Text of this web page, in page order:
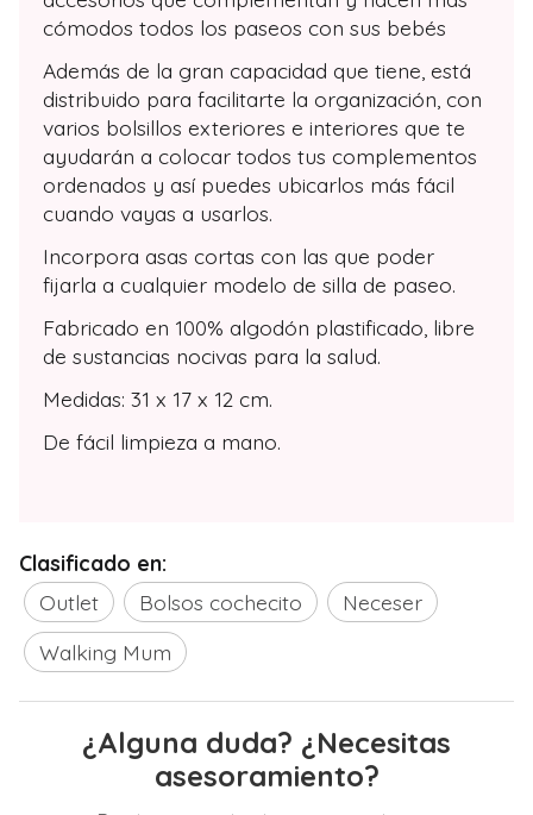
cómodos todos los paseos con sus bebés
Además de la gran capacidad que tiene, está
distribuido para facilitarte la organización, con
varios bolsillos exteriores e interiores que te
ayudarán a colocar todos tus complementos
ordenados y así puedes ubicarlos más fácil
cuando vayas a usarlos.
Incorpora asas cortas con las que poder
fijarla a cualquier modelo de silla de paseo.
Fabricado en 100% algodón plastificado, libre
de sustancias nocivas para la salud.
Medidas: 31 x 17 x 12 cm.
De fácil limpieza a mano.
Clasificado en:
Outlet
Bolsos cochecito
Neceser
Walking Mum
¿Alguna duda? ¿Necesitas
asesoramiento?